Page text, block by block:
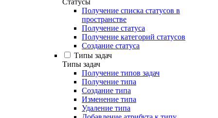
Статусы
Получение списка статусов в
пространстве
Получение статуса
Получение категорий статусов
Создание статуса
Типы задач
Типы задач
Получение типов задач
Получение типа
Создание типа
Изменение типа
Удаление типа